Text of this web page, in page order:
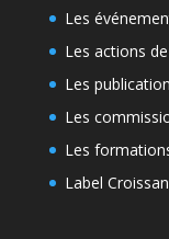
Les
Les actions
Les
Les
Les
Label